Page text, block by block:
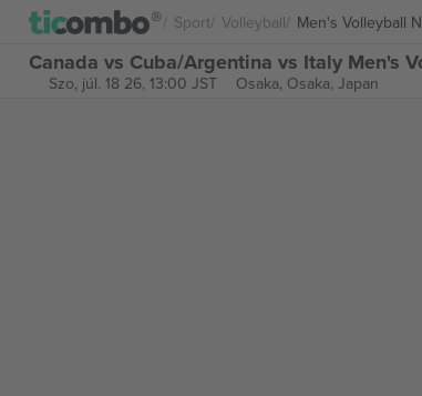
Sport Volleyball Men's Volleyball
Canada vs Cuba/Argentina vs Italy Men's
Szo, júl. 18 26, 13:00 JST Osaka, Osaka, Japan